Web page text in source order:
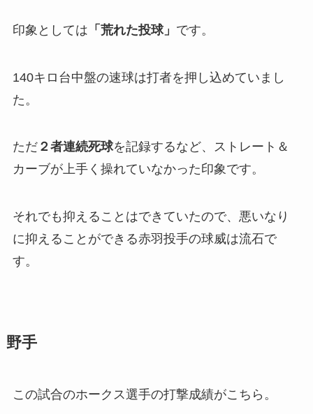
印象としては 「 荒れた投球」 です。
140キロ台中盤の速球は打者を押し込めていまし
た。
ただ２者連続死球を記録するなど、ストレート＆
カーブが上手く操れていなかった印象です。
それでも抑えることはできていたので、悪いなり
に抑えることができる赤羽投手の球威は流石で
す。
野手
この試合のホークス選手の打撃成績がこちら。